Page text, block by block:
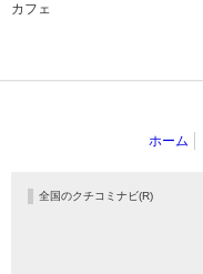
カフェ
ホーム
全国のクチコミナビ(R)